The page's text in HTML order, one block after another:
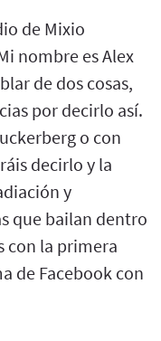
de Mixio
nombre es Alex
de dos cosas,
por decirlo así.
o con
decirlo y la
y
que bailan dentro
con la primera
de Facebook con